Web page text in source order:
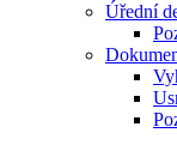
Úřední